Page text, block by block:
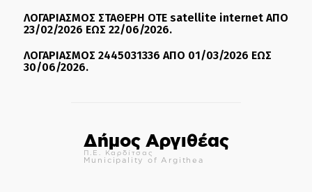
ΛΟΓΑΡΙΑΣΜΟΣ ΣΤΑΘΕΡΗ ΟΤΕ satellite internet ΑΠΟ
23/02/2026 ΕΩΣ 22/06/2026.
ΛΟΓΑΡΙΑΣΜΟΣ 2445031336 ΑΠΟ 01/03/2026 ΕΩΣ
30/06/2026.
Δήμος Αργιθέας
Π.Ε. Καρδίτσας
Municipality of Argithea